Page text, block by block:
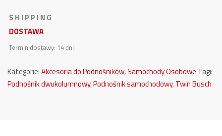
S H I P P I N G
DOSTAWA
Termin dostawy: 14 dni
Kategorie:Akcesoria do Podnośników,Samochody Osobowe Tagi:
Podnośnik dwukolumnowy,Podnośnik samochodowy,Twin Busch